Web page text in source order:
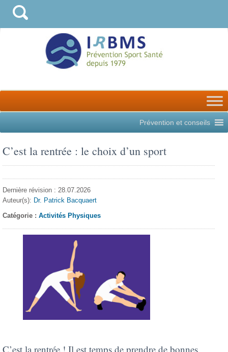
Prévention et conseils
C’est la rentrée : le choix d’un sport
Dernière révision : 28.07.2026
Auteur(s): Dr. Patrick Bacquaert
Catégorie :Activités Physiques
C’est la rentrée ! Il est temps de prendre de bonnes